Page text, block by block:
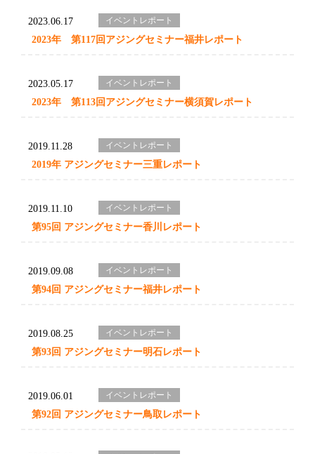
2023.06.17 イベントレポート
2023年 第117回アジングセミナー福井レポート
2023.05.17 イベントレポート
2023年 第113回アジングセミナー横須賀レポート
2019.11.28 イベントレポート
2019年 アジングセミナー三重レポート
2019.11.10 イベントレポート
第95回 アジングセミナー香川レポート
2019.09.08 イベントレポート
第94回 アジングセミナー福井レポート
2019.08.25 イベントレポート
第93回 アジングセミナー明石レポート
2019.06.01 イベントレポート
第92回 アジングセミナー鳥取レポート